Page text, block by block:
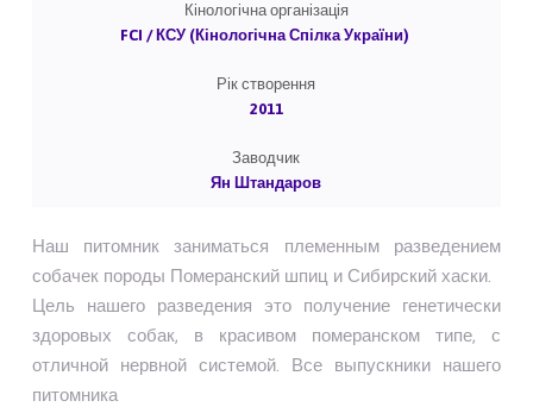
Кінологічна організація
FCI / КСУ (Кінологічна Спілка України)
Рік створення
2011
Заводчик
Ян Штандаров
Наш питомник заниматься племенным разведением
собачек породы Померанский шпиц и Сибирский хаски.
Цель нашего разведения это получение генетически
здоровых собак, в красивом померанском типе, с
отличной нервной системой. Все выпускники нашего
питомника